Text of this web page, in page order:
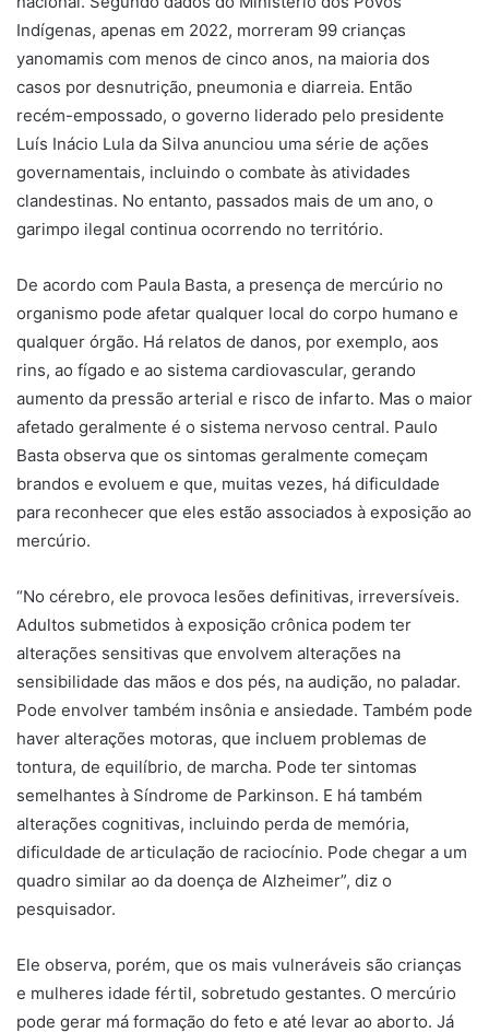
Indígenas, apenas em 2022, morreram 99 crianças
yanomamis com menos de cinco anos, na maioria dos
casos por desnutrição, pneumonia e diarreia. Então
recém-empossado, o governo liderado pelo presidente
Luís Inácio Lula da Silva anunciou uma série de ações
governamentais, incluindo o combate às atividades
clandestinas. No entanto, passados mais de um ano, o
garimpo ilegal continua ocorrendo no território.
De acordo com Paula Basta, a presença de mercúrio no
organismo pode afetar qualquer local do corpo humano e
qualquer órgão. Há relatos de danos, por exemplo, aos
rins, ao fígado e ao sistema cardiovascular, gerando
aumento da pressão arterial e risco de infarto. Mas o maior
afetado geralmente é o sistema nervoso central. Paulo
Basta observa que os sintomas geralmente começam
brandos e evoluem e que, muitas vezes, há dificuldade
para reconhecer que eles estão associados à exposição ao
mercúrio.
“No cérebro, ele provoca lesões definitivas, irreversíveis.
Adultos submetidos à exposição crônica podem ter
alterações sensitivas que envolvem alterações na
sensibilidade das mãos e dos pés, na audição, no paladar.
Pode envolver também insônia e ansiedade. Também pode
haver alterações motoras, que incluem problemas de
tontura, de equilíbrio, de marcha. Pode ter sintomas
semelhantes à Síndrome de Parkinson. E há também
alterações cognitivas, incluindo perda de memória,
dificuldade de articulação de raciocínio. Pode chegar a um
quadro similar ao da doença de Alzheimer”, diz o
pesquisador.
Ele observa, porém, que os mais vulneráveis são crianças
e mulheres idade fértil, sobretudo gestantes. O mercúrio
pode gerar má formação do feto e até levar ao aborto. Já